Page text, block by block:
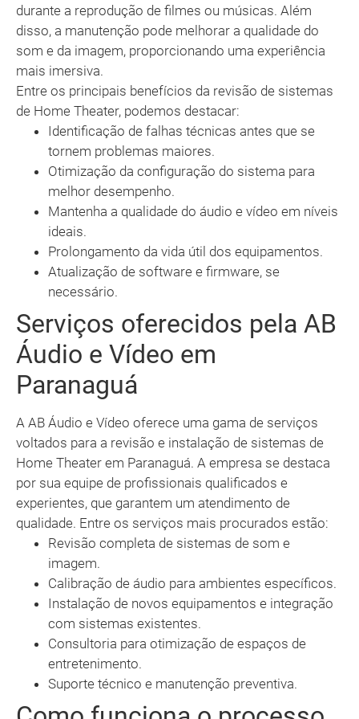
durante a reprodução de filmes ou músicas. Além
disso, a manutenção pode melhorar a qualidade do
som e da imagem, proporcionando uma experiência
mais imersiva.
Entre os principais benefícios da revisão de sistemas
de Home Theater, podemos destacar:
Identificação de falhas técnicas antes que se
tornem problemas maiores.
Otimização da configuração do sistema para
melhor desempenho.
Mantenha a qualidade do áudio e vídeo em níveis
ideais.
Prolongamento da vida útil dos equipamentos.
Atualização de software e firmware, se
necessário.
Serviços oferecidos pela AB
Áudio e Vídeo em
Paranaguá
A AB Áudio e Vídeo oferece uma gama de serviços
voltados para a revisão e instalação de sistemas de
Home Theater em Paranaguá. A empresa se destaca
por sua equipe de profissionais qualificados e
experientes, que garantem um atendimento de
qualidade. Entre os serviços mais procurados estão:
Revisão completa de sistemas de som e
imagem.
Calibração de áudio para ambientes específicos.
Instalação de novos equipamentos e integração
com sistemas existentes.
Consultoria para otimização de espaços de
entretenimento.
Suporte técnico e manutenção preventiva.